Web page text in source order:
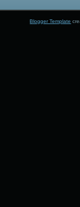
Blogger Template